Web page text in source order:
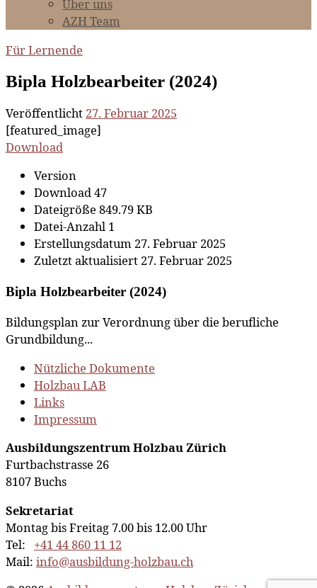
Über uns
AZH Team
Für Lernende
Bipla Holzbearbeiter (2024)
Veröffentlicht 27. Februar 2025
[featured_image]
Download
Version
Download47
Dateigröße 849.79 KB
Datei-Anzahl 1
Erstellungsdatum 27. Februar 2025
Zuletzt aktualisiert 27. Februar 2025
Bipla Holzbearbeiter (2024)
Bildungsplan zur Verordnung über die berufliche
Grundbildung...
Nützliche Dokumente
Holzbau LAB
Links
Impressum
Ausbildungszentrum Holzbau Zürich
Furtbachstrasse 26
8107 Buchs
Sekretariat
Montag bis Freitag 7.00 bis 12.00 Uhr
Tel: +41 44 860 11 12
Mail: info@ausbildung-holzbau.ch